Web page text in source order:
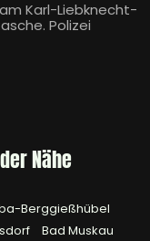
Karl-Liebknecht-
Polizei
Nähe
Berggießhübel
Bad Muskau